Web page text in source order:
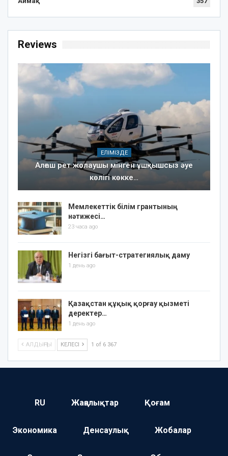
Reviews
ЕЛІМІЗДЕ
Алғаш рет жолаушы мінген ұшқышсыз әуе
көлігі көкке…
Мемлекеттік білім грантының
нәтижесі…
23 часа ago
Негізгі бағыт-стратегиялық даму
1 день ago
Қазақстан құқық қорғау қызметі
деректер…
1 день ago
АЛДЫҢҒЫ КЕЛЕСІ 1 of 6 367
RU Жаңалықтар Қоғам
Экономика Денсаулық Жобалар